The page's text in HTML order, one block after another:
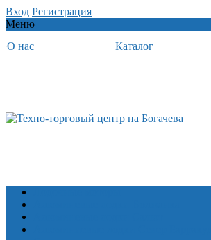
Вход Регистрация
Меню
О нас
Каталог